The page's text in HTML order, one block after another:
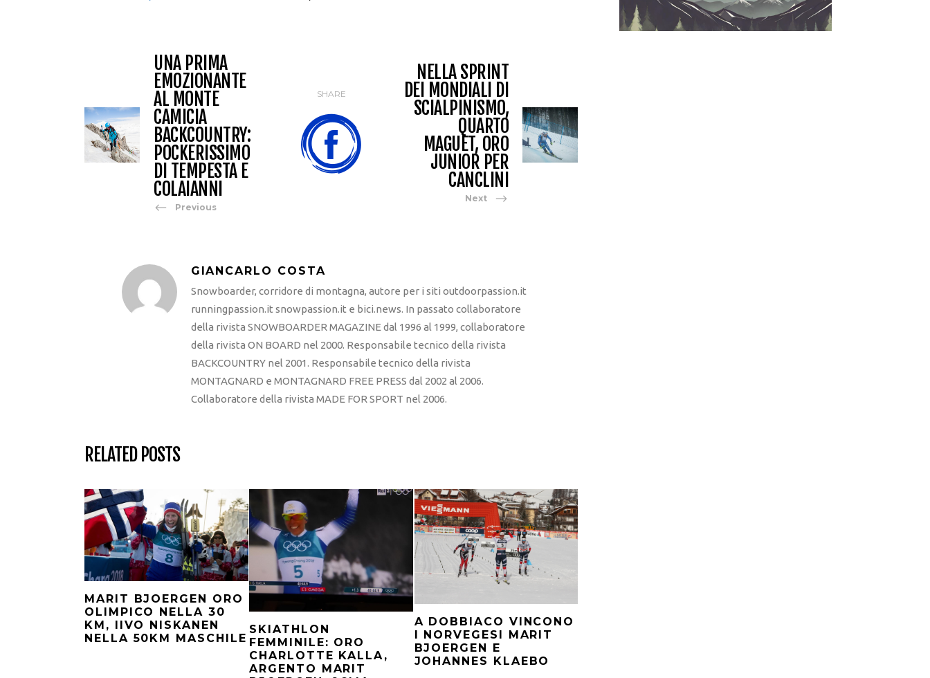
UNA PRIMA
EMOZIONANTE
AL MONTE
CAMICIA
BACKCOUNTRY:
POCKERISSIMO
DI TEMPESTA E
COLAIANNI
Previous
SHARE
NELLA SPRINT
DEI MONDIALI DI
SCIALPINISMO,
QUARTO
MAGUET, ORO
JUNIOR PER
CANCLINI
Next
GIANCARLO COSTA
Snowboarder, corridore di montagna, autore per i siti outdoorpassion.it
runningpassion.it snowpassion.it e bici.news. In passato collaboratore
della rivista SNOWBOARDER MAGAZINE dal 1996 al 1999, collaboratore
della rivista ON BOARD nel 2000. Responsabile tecnico della rivista
BACKCOUNTRY nel 2001. Responsabile tecnico della rivista
MONTAGNARD e MONTAGNARD FREE PRESS dal 2002 al 2006.
Collaboratore della rivista MADE FOR SPORT nel 2006.
RELATED POSTS
MARIT BJOERGEN ORO
OLIMPICO NELLA 30
KM, IIVO NISKANEN
NELLA 50KM MASCHILE
SKIATHLON
FEMMINILE: ORO
CHARLOTTE KALLA,
ARGENTO MARIT
A DOBBIACO VINCONO
I NORVEGESI MARIT
BJOERGEN E
JOHANNES KLAEBO